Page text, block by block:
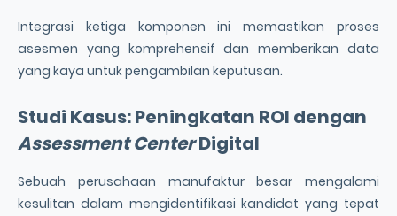
Integrasi ketiga komponen ini memastikan proses
asesmen yang komprehensif dan memberikan data
yang kaya untuk pengambilan keputusan.
Studi Kasus: Peningkatan ROI dengan
Assessment CenterDigital
Sebuah perusahaan manufaktur besar mengalami
kesulitan dalam mengidentifikasi kandidat yang tepat